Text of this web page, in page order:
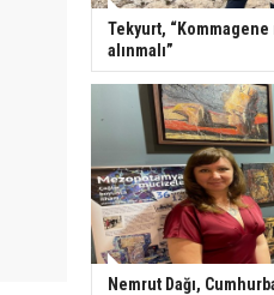
Tekyurt,
alınmalı”
Nemrut Dağı,